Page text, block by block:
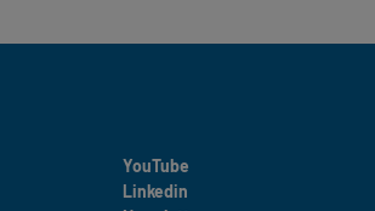
YouTube
Linkedin